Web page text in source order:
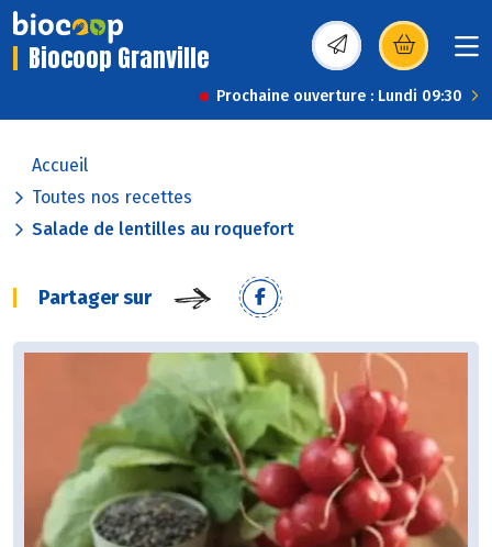
Biocoop Granville (s’ouvre dans une
Prochaine ouverture : Lundi 09:30
Accueil
Toutes nos recettes
Salade de lentilles au roquefort
Partager sur